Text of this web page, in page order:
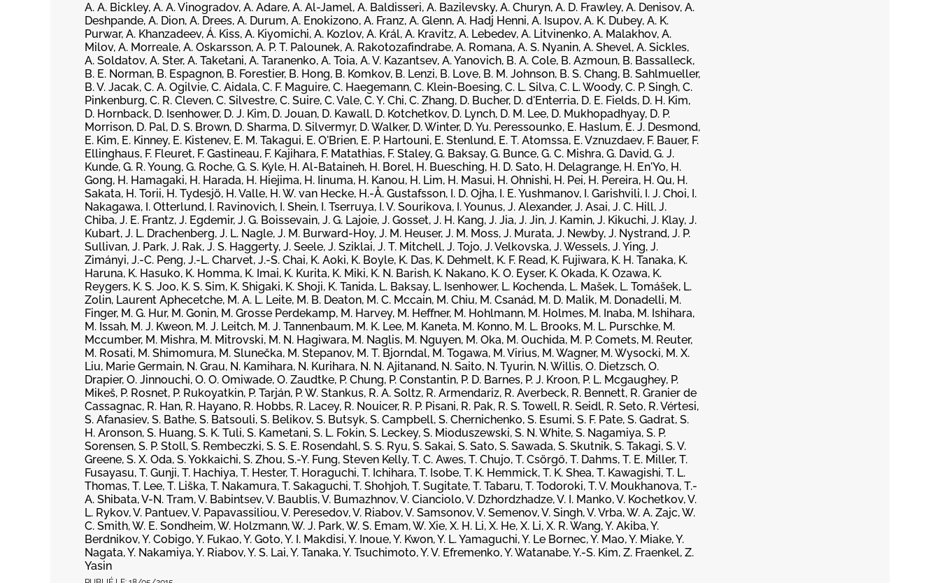
A. A. Bickley, A. A. Vinogradov, A. Adare, A. Al-Jamel, A. Baldisseri, A. Bazilevsky, A. Churyn, A. D. Frawley, A. Denisov, A.
Deshpande, A. Dion, A. Drees, A. Durum, A. Enokizono, A. Franz, A. Glenn, A. Hadj Henni, A. Isupov, A. K. Dubey, A. K.
Purwar, A. Khanzadeev, Á. Kiss, A. Kiyomichi, A. Kozlov, A. Král, A. Kravitz, A. Lebedev, A. Litvinenko, A. Malakhov, A.
Milov, A. Morreale, A. Oskarsson, A. P. T. Palounek, A. Rakotozafindrabe, A. Romana, A. S. Nyanin, A. Shevel, A. Sickles,
A. Soldatov, A. Ster, A. Taketani, A. Taranenko, A. Toia, A. V. Kazantsev, A. Yanovich, B. A. Cole, B. Azmoun, B. Bassalleck,
B. E. Norman, B. Espagnon, B. Forestier, B. Hong, B. Komkov, B. Lenzi, B. Love, B. M. Johnson, B. S. Chang, B. Sahlmueller,
B. V. Jacak, C. A. Ogilvie, C. Aidala, C. F. Maguire, C. Haegemann, C. Klein-Boesing, C. L. Silva, C. L. Woody, C. P. Singh, C.
Pinkenburg, C. R. Cleven, C. Silvestre, C. Suire, C. Vale, C. Y. Chi, C. Zhang, D. Bucher, D. d'Enterria, D. E. Fields, D. H. Kim,
D. Hornback, D. Isenhower, D. J. Kim, D. Jouan, D. Kawall, D. Kotchetkov, D. Lynch, D. M. Lee, D. Mukhopadhyay, D. P.
Morrison, D. Pal, D. S. Brown, D. Sharma, D. Silvermyr, D. Walker, D. Winter, D. Yu. Peressounko, E. Haslum, E. J. Desmond,
E. Kim, E. Kinney, E. Kistenev, E. M. Takagui, E. O'Brien, E. P. Hartouni, E. Stenlund, E. T. Atomssa, E. Vznuzdaev, F. Bauer, F.
Ellinghaus, F. Fleuret, F. Gastineau, F. Kajihara, F. Matathias, F. Staley, G. Baksay, G. Bunce, G. C. Mishra, G. David, G. J.
Kunde, G. R. Young, G. Roche, G. S. Kyle, H. Al-Bataineh, H. Borel, H. Buesching, H. D. Sato, H. Delagrange, H. En'Yo, H.
Gong, H. Hamagaki, H. Harada, H. Hiejima, H. Iinuma, H. Kanou, H. Lim, H. Masui, H. Ohnishi, H. Pei, H. Pereira, H. Qu, H.
Sakata, H. Torii, H. Tydesjö, H. Valle, H. W. van Hecke, H.-Å. Gustafsson, I. D. Ojha, I. E. Yushmanov, I. Garishvili, I. J. Choi, I.
Nakagawa, I. Otterlund, I. Ravinovich, I. Shein, I. Tserruya, I. V. Sourikova, I. Younus, J. Alexander, J. Asai, J. C. Hill, J.
Chiba, J. E. Frantz, J. Egdemir, J. G. Boissevain, J. G. Lajoie, J. Gosset, J. H. Kang, J. Jia, J. Jin, J. Kamin, J. Kikuchi, J. Klay, J.
Kubart, J. L. Drachenberg, J. L. Nagle, J. M. Burward-Hoy, J. M. Heuser, J. M. Moss, J. Murata, J. Newby, J. Nystrand, J. P.
Sullivan, J. Park, J. Rak, J. S. Haggerty, J. Seele, J. Sziklai, J. T. Mitchell, J. Tojo, J. Velkovska, J. Wessels, J. Ying, J.
Zimányi, J.-C. Peng, J.-L. Charvet, J.-S. Chai, K. Aoki, K. Boyle, K. Das, K. Dehmelt, K. F. Read, K. Fujiwara, K. H. Tanaka, K.
Haruna, K. Hasuko, K. Homma, K. Imai, K. Kurita, K. Miki, K. N. Barish, K. Nakano, K. O. Eyser, K. Okada, K. Ozawa, K.
Reygers, K. S. Joo, K. S. Sim, K. Shigaki, K. Shoji, K. Tanida, L. Baksay, L. Isenhower, L. Kochenda, L. Mašek, L. Tomášek, L.
Zolin, Laurent Aphecetche, M. A. L. Leite, M. B. Deaton, M. C. Mccain, M. Chiu, M. Csanád, M. D. Malik, M. Donadelli, M.
Finger, M. G. Hur, M. Gonin, M. Grosse Perdekamp, M. Harvey, M. Heffner, M. Hohlmann, M. Holmes, M. Inaba, M. Ishihara,
M. Issah, M. J. Kweon, M. J. Leitch, M. J. Tannenbaum, M. K. Lee, M. Kaneta, M. Konno, M. L. Brooks, M. L. Purschke, M.
Mccumber, M. Mishra, M. Mitrovski, M. N. Hagiwara, M. Naglis, M. Nguyen, M. Oka, M. Ouchida, M. P. Comets, M. Reuter,
M. Rosati, M. Shimomura, M. Slunečka, M. Stepanov, M. T. Bjorndal, M. Togawa, M. Virius, M. Wagner, M. Wysocki, M. X.
Liu, Marie Germain, N. Grau, N. Kamihara, N. Kurihara, N. N. Ajitanand, N. Saito, N. Tyurin, N. Willis, O. Dietzsch, O.
Drapier, O. Jinnouchi, O. O. Omiwade, O. Zaudtke, P. Chung, P. Constantin, P. D. Barnes, P. J. Kroon, P. L. Mcgaughey, P.
Mikeš, P. Rosnet, P. Rukoyatkin, P. Tarján, P. W. Stankus, R. A. Soltz, R. Armendariz, R. Averbeck, R. Bennett, R. Granier de
Cassagnac, R. Han, R. Hayano, R. Hobbs, R. Lacey, R. Nouicer, R. P. Pisani, R. Pak, R. S. Towell, R. Seidl, R. Seto, R. Vértesi,
S. Afanasiev, S. Bathe, S. Batsouli, S. Belikov, S. Butsyk, S. Campbell, S. Chernichenko, S. Esumi, S. F. Pate, S. Gadrat, S.
H. Aronson, S. Huang, S. K. Tuli, S. Kametani, S. L. Fokin, S. Leckey, S. Mioduszewski, S. N. White, S. Nagamiya, S. P.
Sorensen, S. P. Stoll, S. Rembeczki, S. S. E. Rosendahl, S. S. Ryu, S. Sakai, S. Sato, S. Sawada, S. Skutnik, S. Takagi, S. V.
Greene, S. X. Oda, S. Yokkaichi, S. Zhou, S.-Y. Fung, Steven Kelly, T. C. Awes, T. Chujo, T. Csörgő, T. Dahms, T. E. Miller, T.
Fusayasu, T. Gunji, T. Hachiya, T. Hester, T. Horaguchi, T. Ichihara, T. Isobe, T. K. Hemmick, T. K. Shea, T. Kawagishi, T. L.
Thomas, T. Lee, T. Liška, T. Nakamura, T. Sakaguchi, T. Shohjoh, T. Sugitate, T. Tabaru, T. Todoroki, T. V. Moukhanova, T.-
A. Shibata, V-N. Tram, V. Babintsev, V. Baublis, V. Bumazhnov, V. Cianciolo, V. Dzhordzhadze, V. I. Manko, V. Kochetkov, V.
L. Rykov, V. Pantuev, V. Papavassiliou, V. Peresedov, V. Riabov, V. Samsonov, V. Semenov, V. Singh, V. Vrba, W. A. Zajc, W.
C. Smith, W. E. Sondheim, W. Holzmann, W. J. Park, W. S. Emam, W. Xie, X. H. Li, X. He, X. Li, X. R. Wang, Y. Akiba, Y.
Berdnikov, Y. Cobigo, Y. Fukao, Y. Goto, Y. I. Makdisi, Y. Inoue, Y. Kwon, Y. L. Yamaguchi, Y. Le Bornec, Y. Mao, Y. Miake, Y.
Nagata, Y. Nakamiya, Y. Riabov, Y. S. Lai, Y. Tanaka, Y. Tsuchimoto, Y. V. Efremenko, Y. Watanabe, Y.-S. Kim, Z. Fraenkel, Z.
Yasin